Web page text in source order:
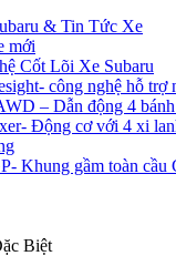
& Tin Tức Xe
mới
Cốt Lõi Xe Subaru
công nghệ hỗ trợ
– Dẫn động 4
Động cơ với 4 xi
Khung gầm toàn cầu
Biệt